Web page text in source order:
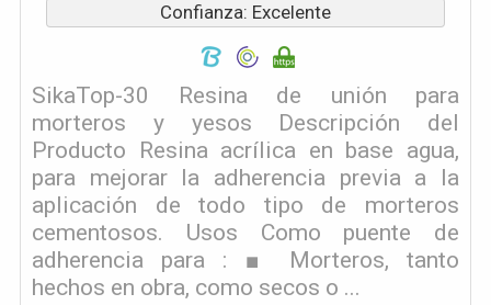
Confianza: Excelente
SikaTop-30 Resina de unión para
morteros y yesos Descripción del
Producto Resina acrílica en base agua,
para mejorar la adherencia previa a la
aplicación de todo tipo de morteros
cementosos. Usos Como puente de
adherencia para : ■ Morteros, tanto
hechos en obra, como secos o ...